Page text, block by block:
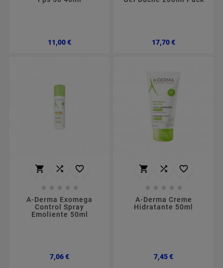
11,00 €Preço 17,70 €Preço
  
    
A-Derma Exomega
Control Spray
Emoliente 50ml
7,06 €Preço
  
    
A-Derma Creme
Hidratante 50ml
7,45 €Preço